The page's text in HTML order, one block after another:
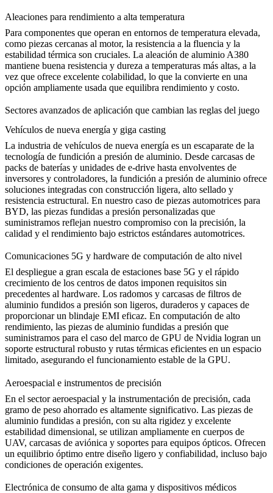
Aleaciones para rendimiento a alta temperatura
Para componentes que operan en entornos de temperatura elevada,
como piezas cercanas al motor, la resistencia a la fluencia y la
estabilidad térmica son cruciales. La aleación de aluminio A380
mantiene buena resistencia y dureza a temperaturas más altas, a la
vez que ofrece excelente colabilidad, lo que la convierte en una
opción ampliamente usada que equilibra rendimiento y costo.
Sectores avanzados de aplicación que cambian las reglas del juego
Vehículos de nueva energía y giga casting
La industria de vehículos de nueva energía es un escaparate de la
tecnología de fundición a presión de aluminio. Desde carcasas de
packs de baterías y unidades de e-drive hasta envolventes de
inversores y controladores, la fundición a presión de aluminio ofrece
soluciones integradas con construcción ligera, alto sellado y
resistencia estructural. En nuestro caso de piezas automotrices para
BYD, las piezas fundidas a presión personalizadas que
suministramos reflejan nuestro compromiso con la precisión, la
calidad y el rendimiento bajo estrictos estándares automotrices.
Comunicaciones 5G y hardware de computación de alto nivel
El despliegue a gran escala de estaciones base 5G y el rápido
crecimiento de los centros de datos imponen requisitos sin
precedentes al hardware. Los radomos y carcasas de filtros de
aluminio fundidos a presión son ligeros, duraderos y capaces de
proporcionar un blindaje EMI eficaz. En computación de alto
rendimiento, las piezas de aluminio fundidas a presión que
suministramos para el caso del marco de GPU de Nvidia logran un
soporte estructural robusto y rutas térmicas eficientes en un espacio
limitado, asegurando el funcionamiento estable de la GPU.
Aeroespacial e instrumentos de precisión
En el sector aeroespacial y la instrumentación de precisión, cada
gramo de peso ahorrado es altamente significativo. Las piezas de
aluminio fundidas a presión, con su alta rigidez y excelente
estabilidad dimensional, se utilizan ampliamente en cuerpos de
UAV, carcasas de aviónica y soportes para equipos ópticos. Ofrecen
un equilibrio óptimo entre diseño ligero y confiabilidad, incluso bajo
condiciones de operación exigentes.
Electrónica de consumo de alta gama y dispositivos médicos